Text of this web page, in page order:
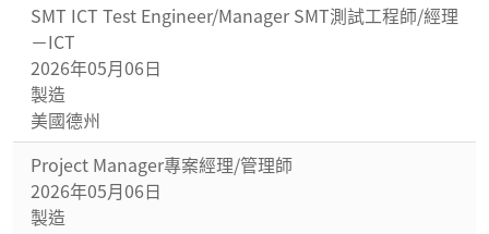
SMT ICT Test Engineer/Manager SMT測試工程師/經理
－ICT
2026年05月06日
製造
美國德州
Project Manager專案經理/管理師
2026年05月06日
製造